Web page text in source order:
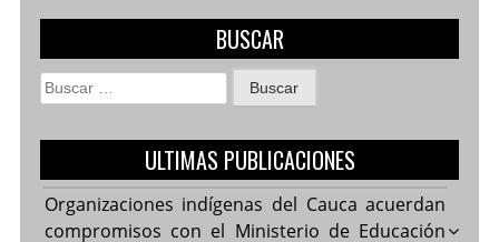
BUSCAR
Buscar:
ULTIMAS PUBLICACIONES
Organizaciones indígenas del Cauca acuerdan
compromisos con el Ministerio de Educación